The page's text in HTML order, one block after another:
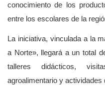
conocimiento de los
entre los escolares de la
La iniciativa, vinculada a la
a Norte», llegará a un total
talleres didácticos,
agroalimentario y actividades